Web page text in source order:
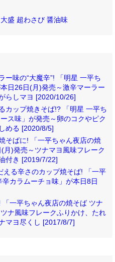
盛 超わさび 醤油味
ー味の“大魔辛”! 「明星 一平ち
日26日(月)発売～激辛マーラー
らしマヨ [2020/10/26]
カップ焼きそば!? 「明星 一平ち
ス味」が発売～卵のコクやピク
める [2020/8/5]
そばに! 「一平ちゃん夜店の焼
月)発売～ツナマヨ風味フレーク
付き [2019/7/22]
える辛さのカップ焼そば! 「一平
カラムーチョ味」が本日8日
一平ちゃん夜店の焼そば ツナ
ナ風味フレークふりかけ、たれ
マヨ尽くし [2017/8/7]